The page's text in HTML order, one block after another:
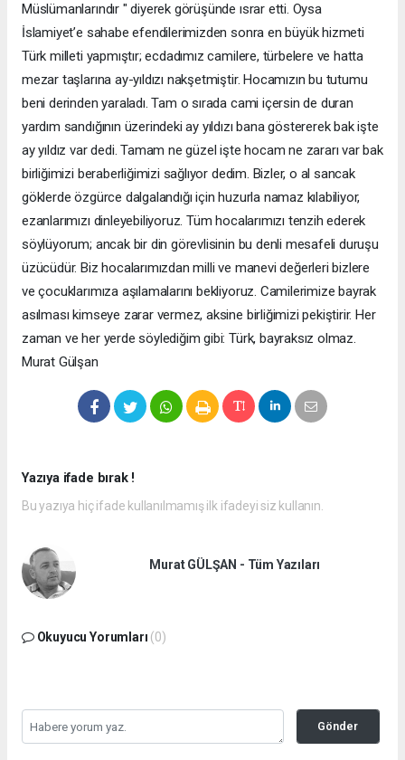
Müslümanlarındır " diyerek görüşünde ısrar etti. Oysa
İslamiyet’e sahabe efendilerimizden sonra en büyük hizmeti
Türk milleti yapmıştır; ecdadımız camilere, türbelere ve hatta
mezar taşlarına ay-yıldızı nakşetmiştir. Hocamızın bu tutumu
beni derinden yaraladı. Tam o sırada cami içersin de duran
yardım sandığının üzerindeki ay yıldızı bana göstererek bak işte
ay yıldız var dedi. Tamam ne güzel işte hocam ne zararı var bak
birliğimizi beraberliğimizi sağlıyor dedim. Bizler, o al sancak
göklerde özgürce dalgalandığı için huzurla namaz kılabiliyor,
ezanlarımızı dinleyebiliyoruz. Tüm hocalarımızı tenzih ederek
söylüyorum; ancak bir din görevlisinin bu denli mesafeli duruşu
üzücüdür. Biz hocalarımızdan milli ve manevi değerleri bizlere
ve çocuklarımıza aşılamalarını bekliyoruz. Camilerimize bayrak
asılması kimseye zarar vermez, aksine birliğimizi pekiştirir. Her
zaman ve her yerde söylediğim gibi: Türk, bayraksız olmaz.
Murat Gülşan
Yazıya ifade bırak !
Bu yazıya hiç ifade kullanılmamış ilk ifadeyi siz kullanın.
Murat GÜLŞAN - Tüm Yazıları
Okuyucu Yorumları (0)
Gönder